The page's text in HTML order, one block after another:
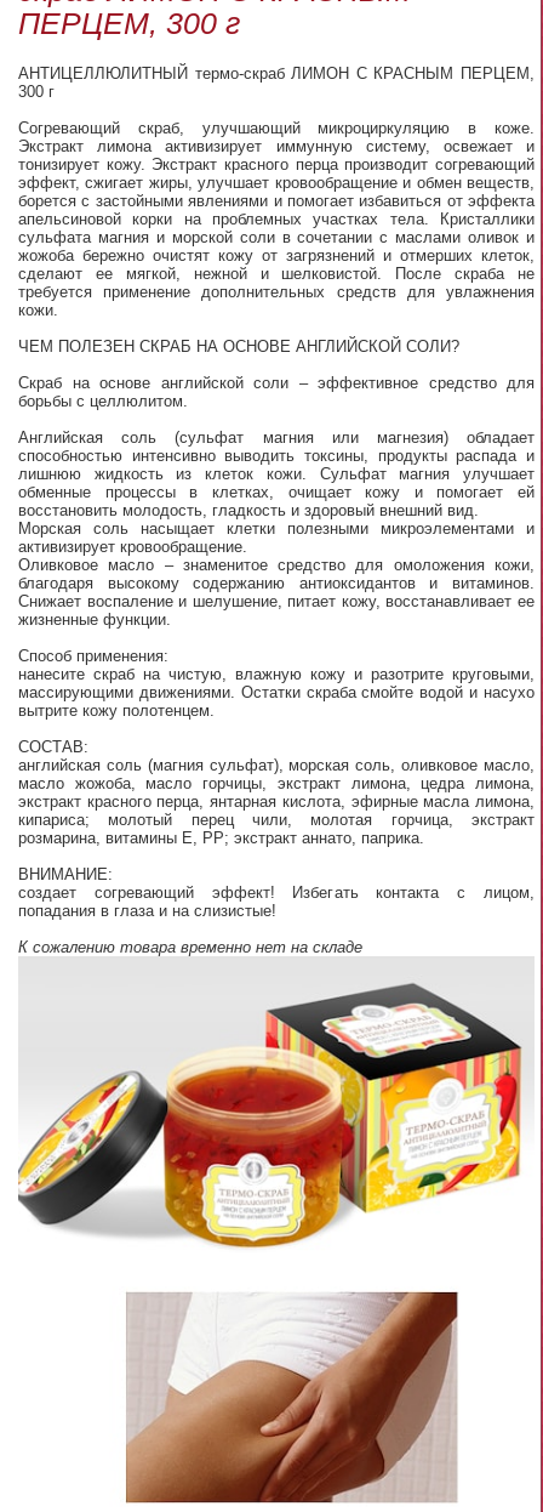
ПЕРЦЕМ, 300 г
АНТИЦЕЛЛЮЛИТНЫЙ термо-скраб ЛИМОН С КРАСНЫМ ПЕРЦЕМ,
300 г
Согревающий скраб, улучшающий микроциркуляцию в коже.
Экстракт лимона активизирует иммунную систему, освежает и
тонизирует кожу. Экстракт красного перца производит согревающий
эффект, сжигает жиры, улучшает кровообращение и обмен веществ,
борется с застойными явлениями и помогает избавиться от эффекта
апельсиновой корки на проблемных участках тела. Кристаллики
сульфата магния и морской соли в сочетании с маслами оливок и
жожоба бережно очистят кожу от загрязнений и отмерших клеток,
сделают ее мягкой, нежной и шелковистой. После скраба не
требуется применение дополнительных средств для увлажнения
кожи.
ЧЕМ ПОЛЕЗЕН СКРАБ НА ОСНОВЕ АНГЛИЙСКОЙ СОЛИ?
Скраб на основе английской соли – эффективное средство для
борьбы с целлюлитом.
Английская соль (сульфат магния или магнезия) обладает
способностью интенсивно выводить токсины, продукты распада и
лишнюю жидкость из клеток кожи. Сульфат магния улучшает
обменные процессы в клетках, очищает кожу и помогает ей
восстановить молодость, гладкость и здоровый внешний вид.
Морская соль насыщает клетки полезными микроэлементами и
активизирует кровообращение.
Оливковое масло – знаменитое средство для омоложения кожи,
благодаря высокому содержанию антиоксидантов и витаминов.
Снижает воспаление и шелушение, питает кожу, восстанавливает ее
жизненные функции.
Способ применения:
нанесите скраб на чистую, влажную кожу и разотрите круговыми,
массирующими движениями. Остатки скраба смойте водой и насухо
вытрите кожу полотенцем.
СОСТАВ:
английская соль (магния сульфат), морская соль, оливковое масло,
масло жожоба, масло горчицы, экстракт лимона, цедра лимона,
экстракт красного перца, янтарная кислота, эфирные масла лимона,
кипариса; молотый перец чили, молотая горчица, экстракт
розмарина, витамины Е, РР; экстракт аннато, паприка.
ВНИМАНИЕ:
создает согревающий эффект! Избегать контакта с лицом,
попадания в глаза и на слизистые!
К сожалению товара временно нет на складе